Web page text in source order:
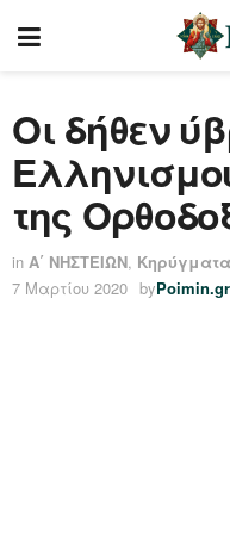
Οι δήθεν
της
in Α΄ ΝΗΣΤΕΙΩΝ, Κηρύγματα
7 Μαρτίου 2020 by